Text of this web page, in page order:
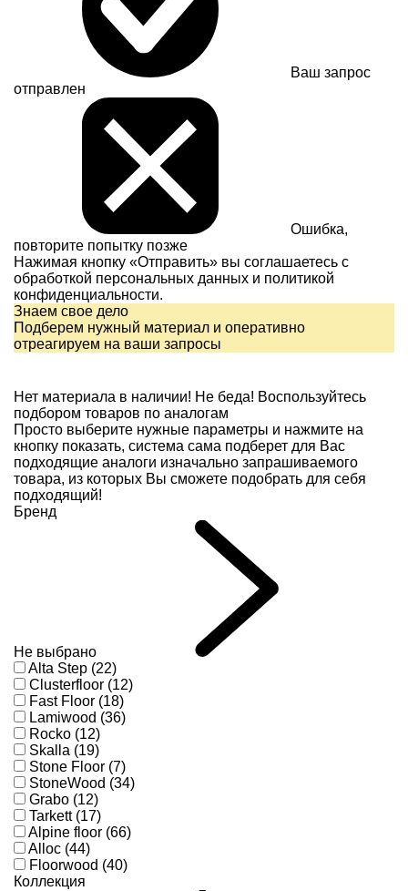
Ваш запрос
отправлен
Ошибка,
повторите попытку позже
Нажимая кнопку «Отправить» вы соглашаетесь с
обработкой персональных данных и политикой
конфиденциальности.
Знаем свое дело
Подберем нужный материал и оперативно
отреагируем на ваши запросы
Нет материала в наличии! Не беда! Воспользуйтесь
подбором товаров по аналогам
Просто выберите нужные параметры и нажмите на
кнопку показать, система сама подберет для Вас
подходящие аналоги изначально запрашиваемого
товара, из которых Вы сможете подобрать для себя
подходящий!
Бренд
Не выбрано
Alta Step (22)
Clusterfloor (12)
Fast Floor (18)
Lamiwood (36)
Rocko (12)
Skalla (19)
Stone Floor (7)
StoneWood (34)
Grabo (12)
Tarkett (17)
Alpine floor (66)
Alloc (44)
Floorwood (40)
Коллекция